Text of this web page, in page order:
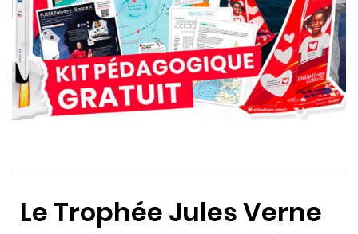
Le Trophée Jules Verne